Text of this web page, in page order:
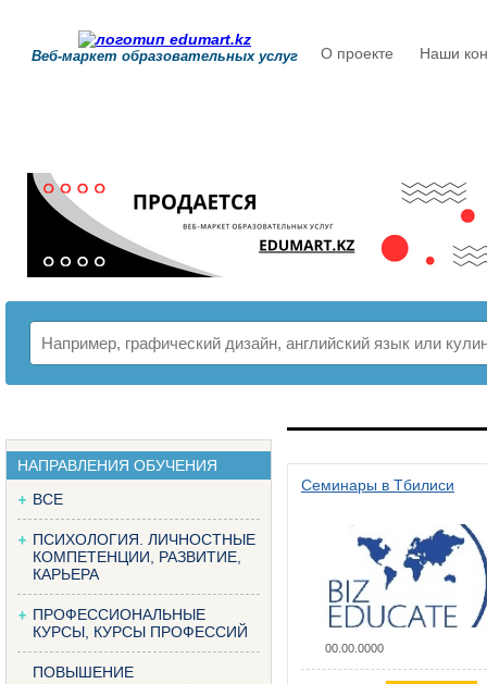
Веб-маркет образовательных услуг О проекте Наши
НАПРАВЛЕНИЯ ОБУЧЕНИЯ
ВСЕ
ПСИХОЛОГИЯ. ЛИЧНОСТНЫЕ
КОМПЕТЕНЦИИ, РАЗВИТИЕ,
КАРЬЕРА
ПРОФЕССИОНАЛЬНЫЕ
КУРСЫ, КУРСЫ ПРОФЕССИЙ
ПОВЫШЕНИЕ
Семинары в Тбилиси
00.00.0000